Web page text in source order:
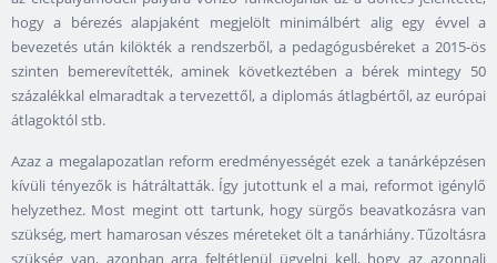
hogy a bérezés alapjaként megjelölt minimálbért alig egy évvel a
bevezetés után kilökték a rendszerből, a pedagógusbéreket a 2015-ös
szinten bemerevítették, aminek következtében a bérek mintegy 50
százalékkal elmaradtak a tervezettől, a diplomás átlagbértől, az európai
átlagoktól stb.
Azaz a megalapozatlan reform eredményességét ezek a tanárképzésen
kívüli tényezők is hátráltatták. Így jutottunk el a mai, reformot igénylő
helyzethez. Most megint ott tartunk, hogy sürgős beavatkozásra van
szükség, mert hamarosan vészes méreteket ölt a tanárhiány. Tűzoltásra
szükség van, azonban arra feltétlenül ügyelni kell, hogy az azonnali